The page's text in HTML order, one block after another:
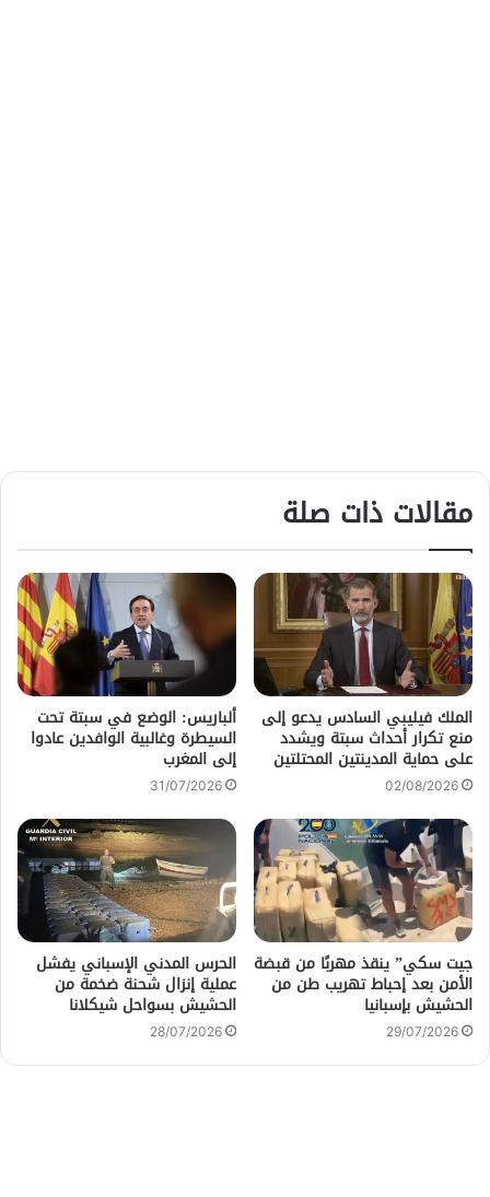
مقالات ذات صلة
الملك فيليبي السادس يدعو إلى
منع تكرار أحداث سبتة ويشدد
على حماية المدينتين المحتلتين
02/08/2026
ألباريس: الوضع في سبتة تحت
السيطرة وغالبية الوافدين عادوا
إلى المغرب
31/07/2026
جيت سكي” ينقذ مهربًا من قبضة
الأمن بعد إحباط تهريب طن من
الحشيش بإسبانيا
29/07/2026
الحرس المدني الإسباني يفشل
عملية إنزال شحنة ضخمة من
الحشيش بسواحل شيكلانا
28/07/2026